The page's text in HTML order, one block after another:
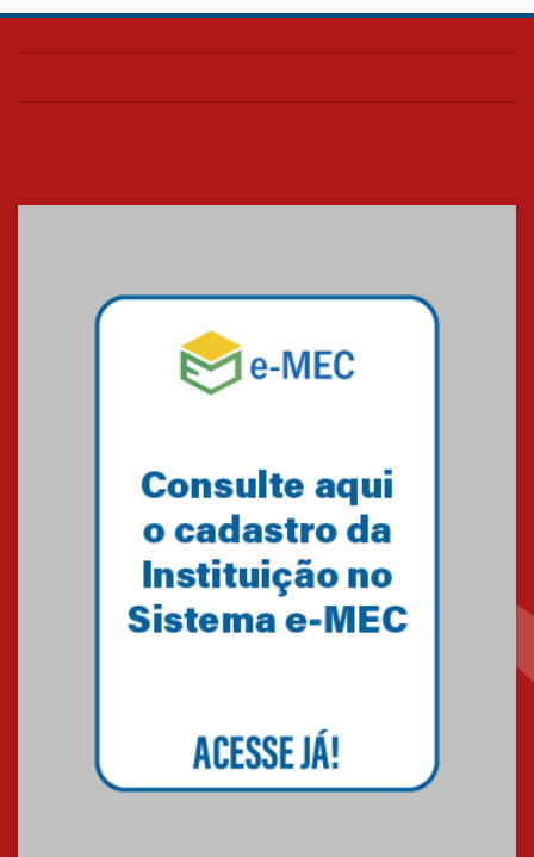
Confira como foi o culto mensal
Mackenzie mobiliza campanha
solidária para apoiar famílias em
Minas Gerais
Primeiro culto do ano ressalta o
27.02.2026